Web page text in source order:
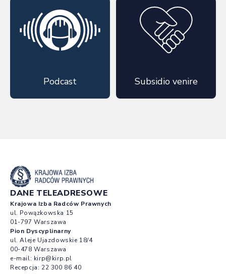
Podcast Subsidio venire
DANE TELEADRESOWE
Krajowa Izba Radców Prawnych
ul. Powązkowska 15
01-797 Warszawa
Pion Dyscyplinarny
ul. Aleje Ujazdowskie 18/4
00-478 Warszawa
e-mail: kirp@kirp.pl
Recepcja: 22 300 86 40